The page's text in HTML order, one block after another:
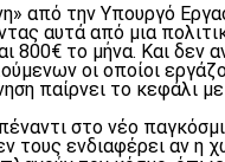
από την Υπουργό
αυτά από μια
800€ το μήνα. Και
οι οποίοι
παίρνει το κεφάλι
στο νέο
τους ενδιαφέρει αν